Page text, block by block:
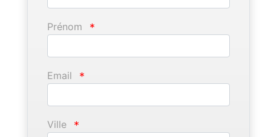
Prénom *
Email *
Ville *